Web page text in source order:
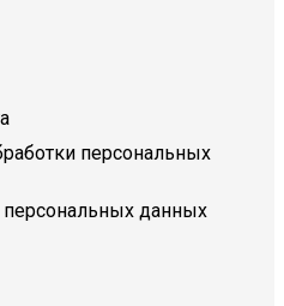
персональных
данных